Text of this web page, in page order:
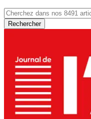
Rechercher